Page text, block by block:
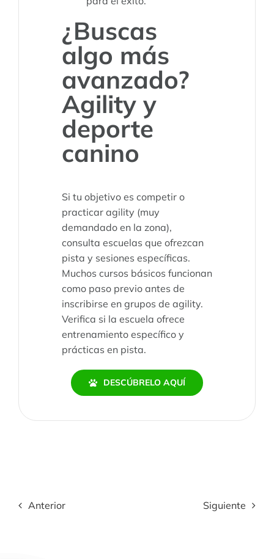
¿Buscas
algo más
avanzado?
Agility y
deporte
canino
Si tu objetivo es competir o
practicar agility (muy
demandado en la zona),
consulta escuelas que ofrezcan
pista y sesiones específicas.
Muchos cursos básicos funcionan
como paso previo antes de
inscribirse en grupos de agility.
Verifica si la escuela ofrece
entrenamiento específico y
prácticas en pista.
DESCÚBRELO AQUÍ
Anterior Siguiente